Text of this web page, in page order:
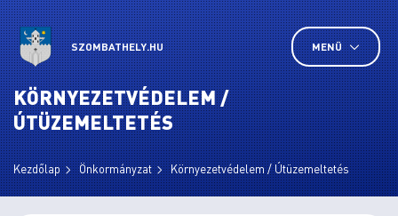
SZOMBATHELY.HU MENÜ
KÖRNYEZETVÉDELEM /
ÚTÜZEMELTETÉS
Kezdőlap Önkormányzat Környezetvédelem / Útüzemeltetés